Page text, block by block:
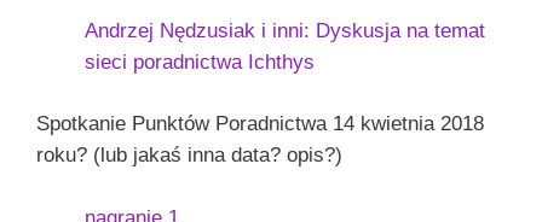
Andrzej Nędzusiak i inni: Dyskusja na temat
sieci poradnictwa Ichthys
Spotkanie Punktów Poradnictwa 14 kwietnia 2018
roku? (lub jakaś inna data? opis?)
nagranie 1